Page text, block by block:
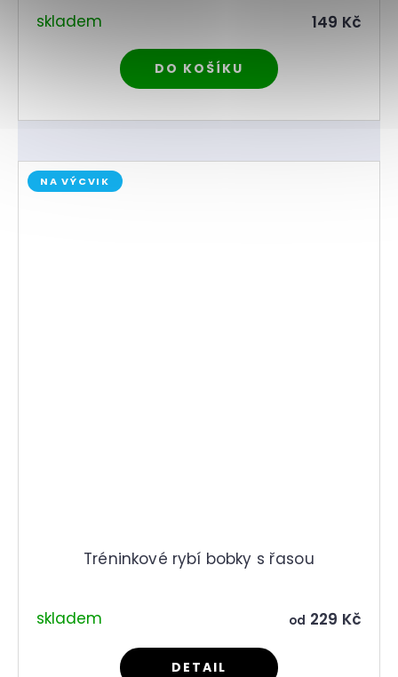
skladem 149 Kč
DO KOŠÍKU
NA VÝCVIK
Tréninkové rybí bobky s řasou
skladem od 229 Kč
DETAIL